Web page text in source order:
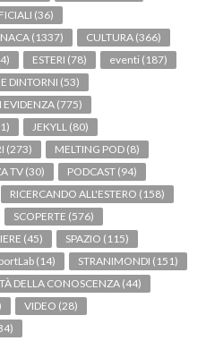
(36)
(1337) CULTURA (366)
ESTERI (78) eventi (187)
DINTORNI (53)
EVIDENZA(775)
JEKYLL (80)
(273) MELTING POD (8)
TV (30) PODCAST (94)
RICERCANDO ALL'ESTERO (158)
SCOPERTE (576)
(45) SPAZIO (115)
(14) STRANIMONDI (151)
DELLA CONOSCENZA (44)
VIDEO (28)